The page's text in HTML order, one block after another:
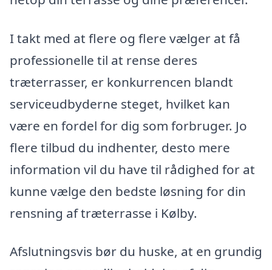
I takt med at flere og flere vælger at få
professionelle til at rense deres
træterrasser, er konkurrencen blandt
serviceudbyderne steget, hvilket kan
være en fordel for dig som forbruger. Jo
flere tilbud du indhenter, desto mere
information vil du have til rådighed for at
kunne vælge den bedste løsning for din
rensning af træterrasse i Kølby.
Afslutningsvis bør du huske, at en grundig